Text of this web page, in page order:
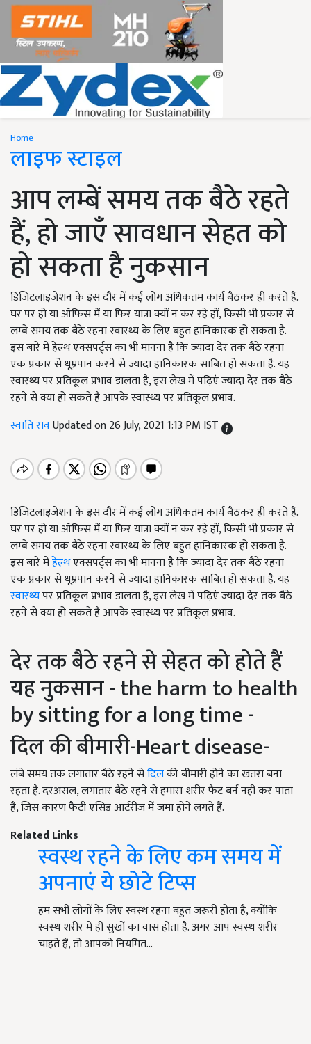
Home
लाइफ स्टाइल
आप लम्बें समय तक बैठे रहते
हैं, हो जाएँ सावधान सेहत को
हो सकता है नुकसान
डिजिटलाइजेशन के इस दौर में कई लोग अधिकतम कार्य बैठकर ही करते हैं.
घर पर हो या ऑफिस में या फिर यात्रा क्यों न कर रहे हों, किसी भी प्रकार से
लम्बे समय तक बैठे रहना स्वास्थ्य के लिए बहुत हानिकारक हो सकता है.
इस बारे में हेल्थ एक्सपर्ट्स का भी मानना है कि ज्यादा देर तक बैठे रहना
एक प्रकार से धूम्रपान करने से ज्यादा हानिकारक साबित हो सकता है. यह
स्वास्थ्य पर प्रतिकूल प्रभाव डालता है, इस लेख में पढ़िएं ज्यादा देर तक बैठे
रहने से क्या हो सकते है आपके स्वास्थ्य पर प्रतिकूल प्रभाव.
स्वाति रावUpdated on 26 July, 2021 1:13 PM IST
डिजिटलाइजेशन के इस दौर में कई लोग अधिकतम कार्य बैठकर ही करते हैं.
घर पर हो या ऑफिस में या फिर यात्रा क्यों न कर रहे हों, किसी भी प्रकार से
लम्बे समय तक बैठे रहना स्वास्थ्य के लिए बहुत हानिकारक हो सकता है.
इस बारे मेंहेल्थएक्सपर्ट्स का भी मानना है कि ज्यादा देर तक बैठे रहना
एक प्रकार से धूम्रपान करने से ज्यादा हानिकारक साबित हो सकता है. यह
स्वास्थ्यपर प्रतिकूल प्रभाव डालता है, इस लेख में पढ़िएं ज्यादा देर तक बैठे
रहने से क्या हो सकते है आपके स्वास्थ्य पर प्रतिकूल प्रभाव.
देर तक बैठे रहने से सेहत को होते हैं
यह नुकसान - the harm to health
by sitting for a long time -
दिल की बीमारी-Heart disease-
लंबे समय तक लगातार बैठे रहने सेदिलकी बीमारी होने का खतरा बना
रहता है. दरअसल, लगातार बैठे रहने से हमारा शरीर फैट बर्न नहीं कर पाता
है, जिस कारण फैटी एसिड आर्टरीज में जमा होने लगते हैं.
Related Links
स्वस्थ रहने के लिए कम समय में
अपनाएं ये छोटे टिप्स
हम सभी लोगों के लिए स्वस्थ रहना बहुत जरूरी होता है, क्योंकि
स्वस्थ शरीर में ही सुखों का वास होता है. अगर आप स्वस्थ शरीर
चाहते हैं, तो आपको नियमित…